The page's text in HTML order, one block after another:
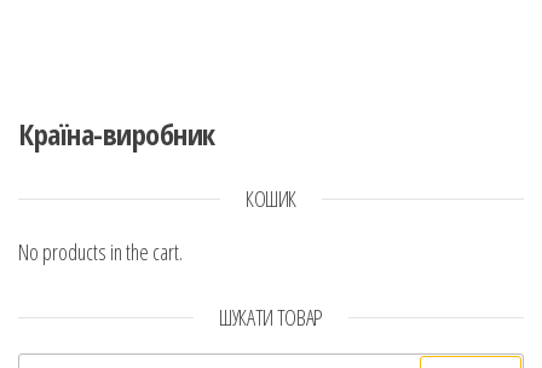
Країна-виробник
КОШИК
No products in the cart.
ШУКАТИ ТОВАР